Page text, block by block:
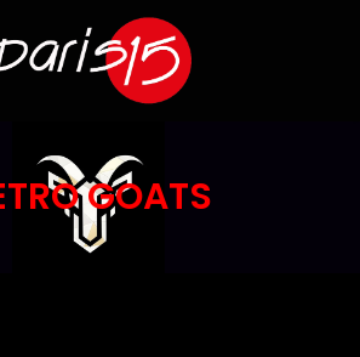
GOATS